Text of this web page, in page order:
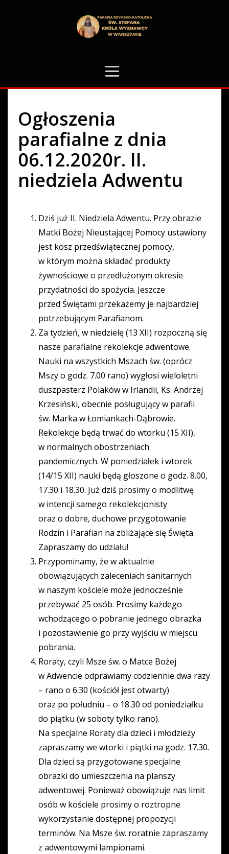
OGŁOSZENIA PARAFIALNE
OGŁOSZENIA PARAFIALNE Z DNIA 06.12.2020R. II. NIEDZIELA ADWENTU
Ogłoszenia
parafialne z dnia
06.12.2020r. II.
niedziela Adwentu
Dziś już II. Niedziela Adwentu. Przy obrazie
Matki Bożej Nieustającej Pomocy ustawiony
jest kosz przedświątecznej pomocy,
w którym można składać produkty
żywnościowe o przedłużonym okresie
przydatności do spożycia. Jeszcze
przed Świętami przekażemy je najbardziej
potrzebującym Parafianom.
Za tydzień, w niedzielę (13 XII) rozpoczną się
nasze parafialne rekolekcje adwentowe.
Nauki na wszystkich Mszach św. (oprócz
Mszy o godz. 7.00 rano) wygłosi wieloletni
duszpasterz Polaków w Irlandii, Ks. Andrzej
Krzesiński, obecnie posługujący w parafii
św. Marka w Łomiankach-Dąbrowie.
Rekolekcje będą trwać do wtorku (15 XII),
w normalnych obostrzeniach
pandemicznych. W poniedziałek i wtorek
(14/15 XII) nauki będą głoszone o godz. 8.00,
17.30 i 18.30. Już dziś prosimy o modlitwę
w intencji samego rekolekcjonisty
oraz o dobre, duchowe przygotowanie
Rodzin i Parafian na zbliżające się Święta.
Zapraszamy do udziału!
Przypominamy, że w aktualnie
obowiązujących zaleceniach sanitarnych
w naszym kościele może jednocześnie
przebywać 25 osób. Prosimy każdego
wchodzącego o pobranie jednego obrazka
i pozostawienie go przy wyjściu w miejscu
pobrania.
Roraty, czyli Msze św. o Matce Bożej
w Adwencie odprawiamy codziennie dwa razy
– rano o 6.30 (kościół jest otwarty)
oraz po południu – o 18.30 od poniedziałku
do piątku (w soboty tylko rano).
Na specjalne Roraty dla dzieci i młodzieży
zapraszamy we wtorki i piątki na godz. 17.30.
Dla dzieci są przygotowane specjalne
obrazki do umieszczenia na planszy
adwentowej. Ponieważ obowiązuje nas limit
osób w kościele prosimy o roztropne
wykorzystanie dostępnej propozycji
terminów. Na Msze św. roratnie zapraszamy
z adwentowymi lampionami.